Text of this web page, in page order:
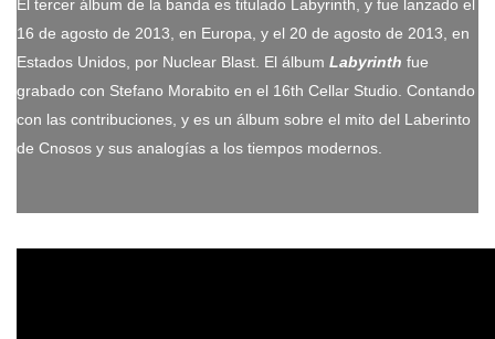
El tercer álbum de la banda es titulado Labyrinth, y fue lanzado el
16 de agosto de 2013, en Europa, y el 20 de agosto de 2013, en
Estados Unidos, por Nuclear Blast.​ El álbum Labyrinth fue
grabado con Stefano Morabito en el 16th Cellar Studio. Contando
con las contribuciones, y es un álbum sobre el mito del Laberinto
de Cnosos y sus analogías a los tiempos modernos.